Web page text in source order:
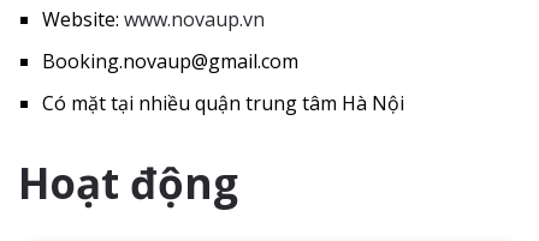
Website: www.novaup.vn
Booking.novaup@gmail.com
Có mặt tại nhiều quận trung tâm Hà Nội
Hoạt động